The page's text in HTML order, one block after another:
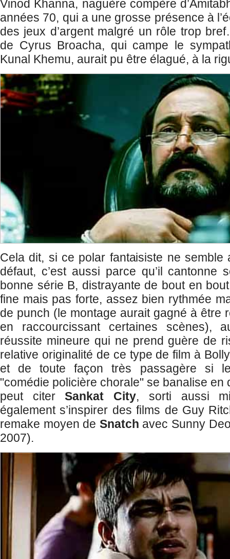
Vinod Khanna, naguère compère
années 70, qui a une grosse présence à
des jeux d’argent malgré un rôle trop
de Cyrus Broacha, qui campe le
Kunal Khemu, aurait pu être élagué, à la
Cela dit, si ce polar fantaisiste ne semble
défaut, c’est aussi parce qu’il cantonne
bonne série B, distrayante de bout en
fine mais pas forte, assez bien rythmée
de punch (le montage aurait gagné à être
en raccourcissant certaines scènes),
réussite mineure qui ne prend guère de
relative originalité de ce type de film à
et de toute façon très passagère si
"comédie policière chorale" se banalise en
peut citerSankat City, sorti aussi
également s’inspirer des films de Guy
remake moyen de Snatch avec Sunny
2007).